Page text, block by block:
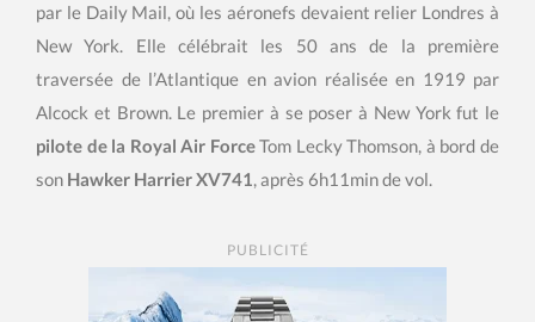
par le Daily Mail, où les aéronefs devaient relier Londres à
New York. Elle célébrait les 50 ans de la première
traversée de l’Atlantique en avion réalisée en 1919 par
Alcock et Brown. Le premier à se poser à New York fut le
pilote de la Royal Air ForceTom Lecky Thomson, à bord de
son Hawker Harrier XV741, après 6h11min de vol.
PUBLICITÉ